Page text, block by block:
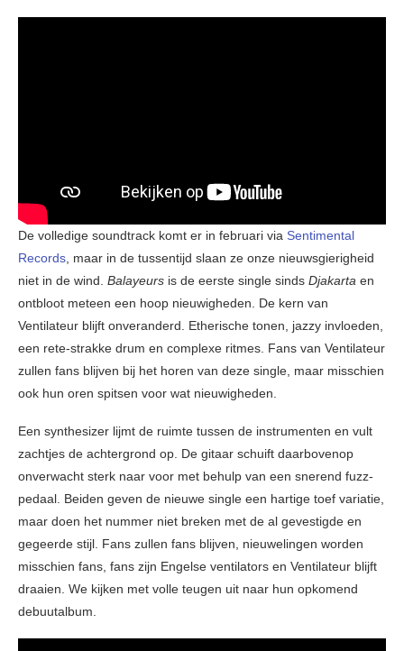
De volledige soundtrack komt er in februari via Sentimental
Records , maar in de tussentijd slaan ze onze nieuwsgierigheid
niet in de wind. Balayeurs is de eerste single sinds Djakarta en
ontbloot meteen een hoop nieuwigheden. De kern van
Ventilateur blijft onveranderd. Etherische tonen, jazzy invloeden,
een rete-strakke drum en complexe ritmes. Fans van Ventilateur
zullen fans blijven bij het horen van deze single, maar misschien
ook hun oren spitsen voor wat nieuwigheden.
Een synthesizer lijmt de ruimte tussen de instrumenten en vult
zachtjes de achtergrond op. De gitaar schuift daarbovenop
onverwacht sterk naar voor met behulp van een snerend fuzz-
pedaal. Beiden geven de nieuwe single een hartige toef variatie,
maar doen het nummer niet breken met de al gevestigde en
gegeerde stijl. Fans zullen fans blijven, nieuwelingen worden
misschien fans, fans zijn Engelse ventilators en Ventilateur blijft
draaien. We kijken met volle teugen uit naar hun opkomend
debuutalbum.